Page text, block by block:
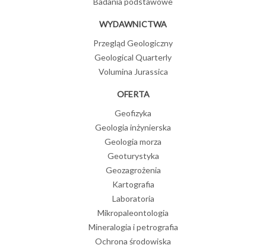
WYDAWNICTWA
Przegląd Geologiczny
Geological Quarterly
Volumina Jurassica
OFERTA
Geofizyka
Geologia inżynierska
Geologia morza
Geoturystyka
Geozagrożenia
Kartografia
Laboratoria
Mikropaleontologia
Mineralogia i petrografia
Ochrona środowiska